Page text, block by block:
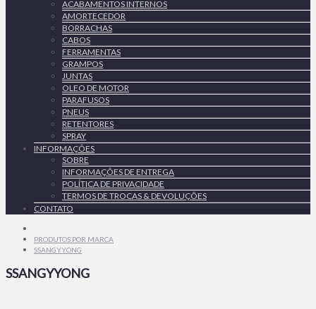
ACABAMENTOS INTERNOS
AMORTECEDOR
BORRACHAS
CABOS
FERRAMENTAS
GRAMPOS
JUNTAS
OLEO DE MOTOR
PARAFUSOS
PNEUS
RETENTORES
SPRAY
INFORMAÇÕES
SOBRE
INFORMAÇÕES DE ENTREGA
POLÍTICA DE PRIVACIDADE
TERMOS DE TROCAS & DEVOLUÇÕES
CONTATO
PRODUTOS POR MARCA
SSANGYYONG
SSANGYYONG